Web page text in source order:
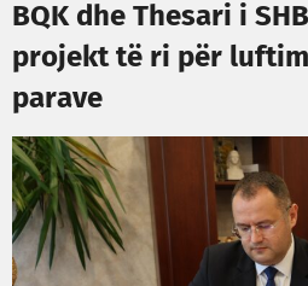
BQK dhe Thesari i
projekt të ri për
parave